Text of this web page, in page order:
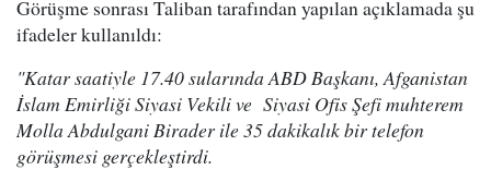
Görüşme sonrası Taliban tarafından yapılan açıklamada şu
ifadeler kullanıldı:
"Katar saatiyle 17.40 sularında ABD Başkanı, Afganistan
İslam Emirliği Siyasi Vekili ve Siyasi Ofis Şefi muhterem
Molla Abdulgani Birader ile 35 dakikalık bir telefon
görüşmesi gerçekleştirdi.